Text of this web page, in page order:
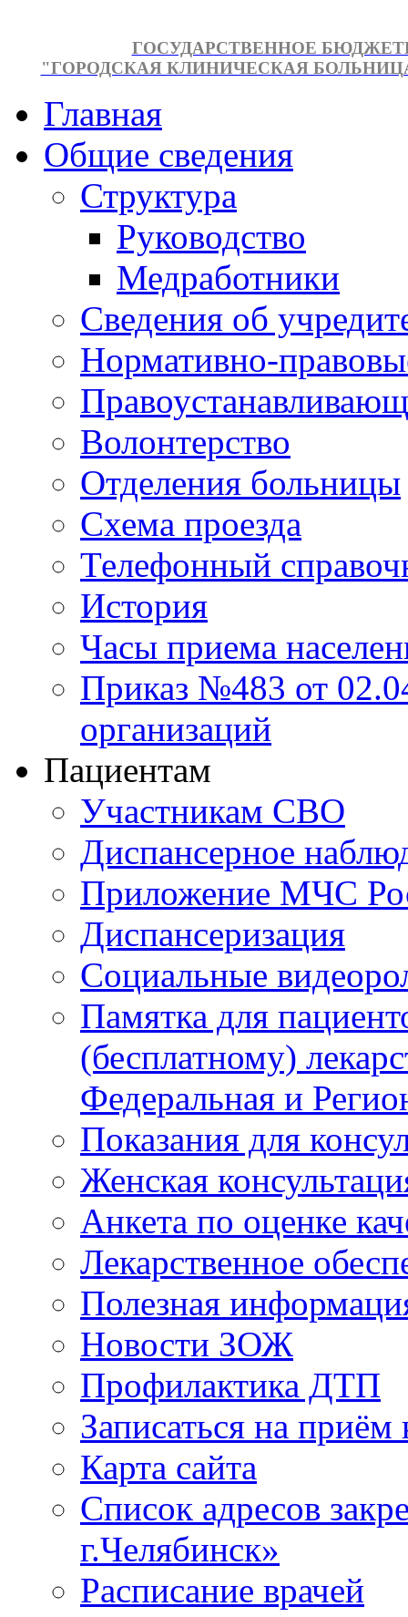
ГОСУДАРСТВЕННОЕ
"ГОРОДСКАЯ КЛИНИЧЕСКАЯ
Главная
Общие сведения
Структура
Руководство
Медработники
Сведения об
Нормативно-
Волонтерство
Отделения больницы
Схема проезда
Телефонный
История
Часы приема
Приказ №483 от
организаций
Пациентам
Участникам СВО
Диспансерное
Приложение МЧС
Диспансеризация
Социальные
Памятка для
(бесплатному)
Федеральная и
Показания для
Женская
Анкета по оценке
Лекарственное
Полезная
Новости ЗОЖ
Профилактика ДТП
Записаться на приём
Карта сайта
Список адресов
г.Челябинск»
Расписание врачей